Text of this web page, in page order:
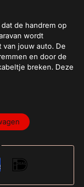
de handrem op
wordt
van jouw auto. De
en door de
breken. Deze